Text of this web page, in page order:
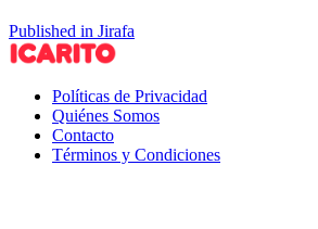
Published in Jirafa
Políticas de Privacidad
Quiénes Somos
Contacto
Términos y Condiciones